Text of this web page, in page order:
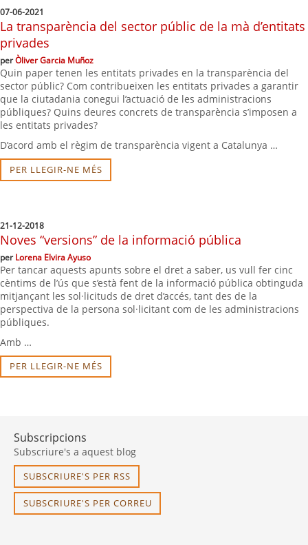
07-06-2021
La transparència del sector públic de la mà d’entitats
privades
perÒliver Garcia Muñoz
Quin paper tenen les entitats privades en la transparència del
sector públic? Com contribueixen les entitats privades a garantir
que la ciutadania conegui l’actuació de les administracions
públiques? Quins deures concrets de transparència s’imposen a
les entitats privades?
D’acord amb el règim de transparència vigent a Catalunya …
PER LLEGIR-NE MÉS
21-12-2018
Noves “versions” de la informació pública
perLorena Elvira Ayuso
Per tancar aquests apunts sobre el dret a saber, us vull fer cinc
cèntims de l’ús que s’està fent de la informació pública obtinguda
mitjançant les sol·licituds de dret d’accés, tant des de la
perspectiva de la persona sol·licitant com de les administracions
públiques.
Amb …
PER LLEGIR-NE MÉS
Subscripcions
Subscriure's a aquest blog
SUBSCRIURE'S PER RSS
SUBSCRIURE'S PER CORREU